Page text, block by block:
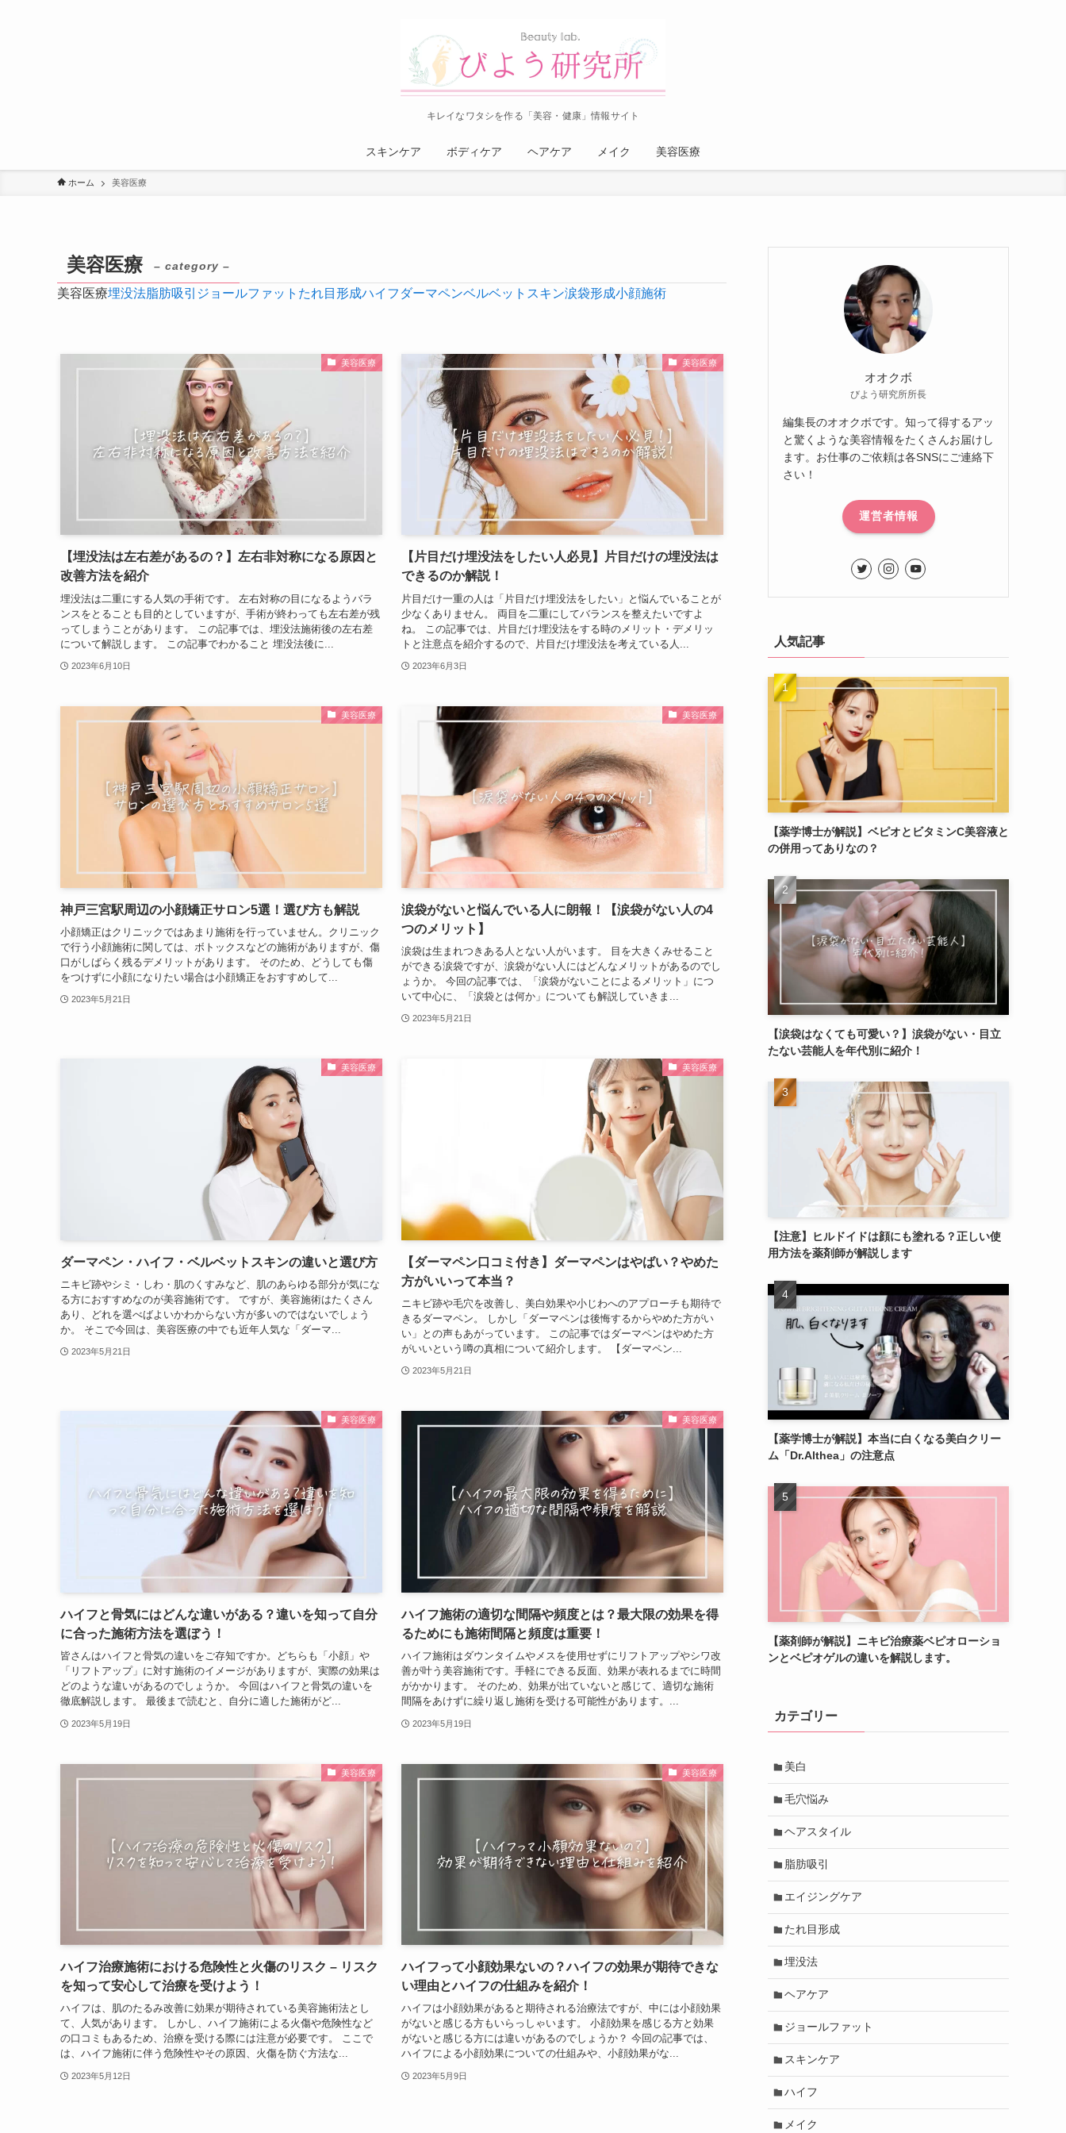
キレイなワタシを作る「美容・健康」情報サイト
スキンケア ボディケア ヘアケア メイク 美容医療
ホーム 美容医療
美容医療 – category –
美容医療埋没法脂肪吸引 ジョールファット たれ目形成ハイフ ダーマペンベルベットスキン涙袋形成小顔施術
美容医療
【埋没法は左右差があるの？】左右非対称になる原因と
改善方法を紹介
埋没法は二重にする人気の手術です。 左右対称の目になるようバラ
ンスをとることも目的としていますが、手術が終わっても左右差が残
ってしまうことがあります。 この記事では、埋没法施術後の左右差
について解説します。 この記事でわかること 埋没法後に...
2023年6月10日
美容医療
【片目だけ埋没法をしたい人必見】片目だけの埋没法は
できるのか解説！
片目だけ一重の人は「片目だけ埋没法をしたい」と悩んでいることが
少なくありません。 両目を二重にしてバランスを整えたいですよ
ね。 この記事では、片目だけ埋没法をする時のメリット・デメリッ
トと注意点を紹介するので、片目だけ埋没法を考えている人...
2023年6月3日
美容医療
神戸三宮駅周辺の小顔矯正サロン5選！選び方も解説
小顔矯正はクリニックではあまり施術を行っていません。クリニック
で行う小顔施術に関しては、ボトックスなどの施術がありますが、傷
口がしばらく残るデメリットがあります。 そのため、どうしても傷
をつけずに小顔になりたい場合は小顔矯正をおすすめして...
2023年5月21日
美容医療
涙袋がないと悩んでいる人に朗報！【涙袋がない人の4
つのメリット】
涙袋は生まれつきある人とない人がいます。 目を大きくみせること
ができる涙袋ですが、涙袋がない人にはどんなメリットがあるのでし
ょうか。 今回の記事では、「涙袋がないことによるメリット」につ
いて中心に、「涙袋とは何か」についても解説していきま...
2023年5月21日
美容医療
ダーマペン・ハイフ・ベルベットスキンの違いと選び方
ニキビ跡やシミ・しわ・肌のくすみなど、肌のあらゆる部分が気にな
る方におすすめなのが美容施術です。 ですが、美容施術はたくさん
あり、どれを選べばよいかわからない方が多いのではないでしょう
か。 そこで今回は、美容医療の中でも近年人気な「ダーマ...
2023年5月21日
美容医療
【ダーマペン口コミ付き】ダーマペンはやばい？やめた
方がいいって本当？
ニキビ跡や毛穴を改善し、美白効果や小じわへのアプローチも期待で
きるダーマペン。 しかし「ダーマペンは後悔するからやめた方がい
い」との声もあがっています。 この記事ではダーマペンはやめた方
がいいという噂の真相について紹介します。 【ダーマペン...
2023年5月21日
美容医療
ハイフと骨気にはどんな違いがある？違いを知って自分
に合った施術方法を選ぼう！
皆さんはハイフと骨気の違いをご存知ですか。どちらも「小顔」や
「リフトアップ」に対す施術のイメージがありますが、実際の効果は
どのような違いがあるのでしょうか。 今回はハイフと骨気の違いを
徹底解説します。 最後まで読むと、自分に適した施術がど...
2023年5月19日
美容医療
ハイフ施術の適切な間隔や頻度とは？最大限の効果を得
るためにも施術間隔と頻度は重要！
ハイフ施術はダウンタイムやメスを使用せずにリフトアップやシワ改
善が叶う美容施術です。手軽にできる反面、効果が表れるまでに時間
がかかります。 そのため、効果が出ていないと感じて、適切な施術
間隔をあけずに繰り返し施術を受ける可能性があります。...
2023年5月19日
美容医療
ハイフ治療施術における危険性と火傷のリスク – リスク
を知って安心して治療を受けよう！
ハイフは、肌のたるみ改善に効果が期待されている美容施術法とし
て、人気があります。 しかし、ハイフ施術による火傷や危険性など
の口コミもあるため、治療を受ける際には注意が必要です。 ここで
は、ハイフ施術に伴う危険性やその原因、火傷を防ぐ方法な...
2023年5月12日
美容医療
ハイフって小顔効果ないの？ハイフの効果が期待できな
い理由とハイフの仕組みを紹介！
ハイフは小顔効果があると期待される治療法ですが、中には小顔効果
がないと感じる方もいらっしゃいます。 小顔効果を感じる方と効果
がないと感じる方には違いがあるのでしょうか？ 今回の記事では、
ハイフによる小顔効果についての仕組みや、小顔効果がな...
2023年5月9日
オオクボ
びよう研究所所長
編集長のオオクボです。知って得するアッ
と驚くような美容情報をたくさんお届けし
ます。お仕事のご依頼は各SNSにご連絡下
さい！
運営者情報
人気記事
【薬学博士が解説】ベピオとビタミンC美容液と
の併用ってありなの？
【涙袋はなくても可愛い？】涙袋がない・目立
たない芸能人を年代別に紹介！
【注意】ヒルドイドは顔にも塗れる？正しい使
用方法を薬剤師が解説します
【薬学博士が解説】本当に白くなる美白クリー
ム「Dr.Althea」の注意点
【薬剤師が解説】ニキビ治療薬ベピオローショ
ンとベピオゲルの違いを解説します。
カテゴリー
美白
毛穴悩み
ヘアスタイル
脂肪吸引
エイジングケア
たれ目形成
埋没法
ヘアケア
ジョールファット
スキンケア
ハイフ
メイク